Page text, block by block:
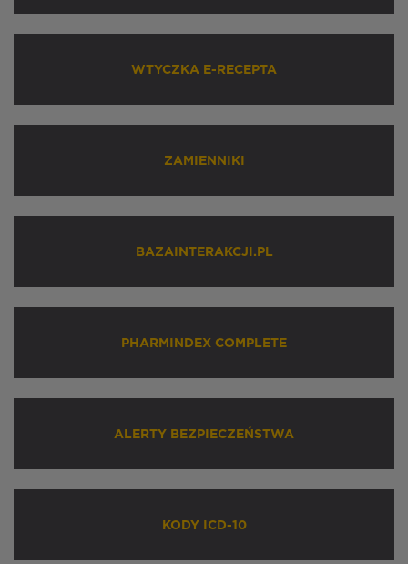
WTYCZKA E-RECEPTA
ZAMIENNIKI
BAZAINTERAKCJI.PL
PHARMINDEX COMPLETE
ALERTY BEZPIECZEŃSTWA
KODY ICD-10